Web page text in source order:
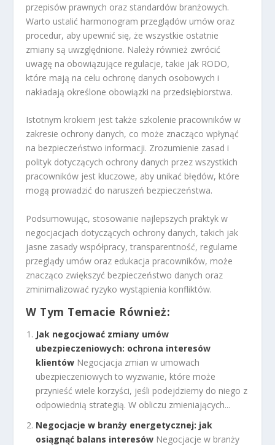
przepisów prawnych oraz standardów branżowych.
Warto ustalić harmonogram przeglądów umów oraz
procedur, aby upewnić się, że wszystkie ostatnie
zmiany są uwzględnione. Należy również zwrócić
uwagę na obowiązujące regulacje, takie jak RODO,
które mają na celu ochronę danych osobowych i
nakładają określone obowiązki na przedsiębiorstwa.
Istotnym krokiem jest także szkolenie pracowników w
zakresie ochrony danych, co może znacząco wpłynąć
na bezpieczeństwo informacji. Zrozumienie zasad i
polityk dotyczących ochrony danych przez wszystkich
pracowników jest kluczowe, aby unikać błędów, które
mogą prowadzić do naruszeń bezpieczeństwa.
Podsumowując, stosowanie najlepszych praktyk w
negocjacjach dotyczących ochrony danych, takich jak
jasne zasady współpracy, transparentność, regularne
przeglądy umów oraz edukacja pracowników, może
znacząco zwiększyć bezpieczeństwo danych oraz
zminimalizować ryzyko wystąpienia konfliktów.
W Tym Temacie Również:
Jak negocjować zmiany umów
ubezpieczeniowych: ochrona interesów
klientów Negocjacja zmian w umowach
ubezpieczeniowych to wyzwanie, które może
przynieść wiele korzyści, jeśli podejdziemy do niego z
odpowiednią strategią. W obliczu zmieniających...
Negocjacje w branży energetycznej: jak
osiągnąć balans interesów Negocjacje w branży